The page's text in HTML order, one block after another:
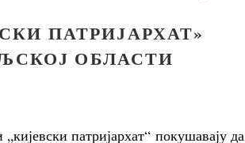
ПАТРИЈАРХАТ»
ОБЛАСТИ
патријархат“ покушавају да